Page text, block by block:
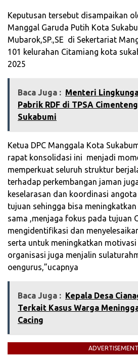
Keputusan tersebut disampaikan
Manggal Garuda Putih Kota
Mubarok,SP.,SE di Sekertariat
101 kelurahan Citamiang kota
2025
Baca Juga : ‎Menteri
Pabrik RDF di TPSA
Sukabumi
Ketua DPC Manggala Kota
rapat konsolidasi ini menjadi
memperkuat seluruh struktur
terhadap perkembangan jaman
keselarasan dan koordinasi
tujuan sehingga bisa
sama ,menjaga fokus pada tujuan
mengidentifikasi dan
serta untuk meningkatkan
organisasi juga menjalin
oengurus,”ucapnya
Baca Juga : ‎Kepala Desa
Terkait Kasus Warga
Cacing‎
ADVERTISEMENT